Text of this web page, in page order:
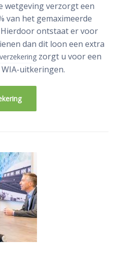
wetgeving verzorgt een
van het gemaximeerde
Hierdoor ontstaat er voor
dan dit loon een extra
zorgt u voor een
uitkeringen.